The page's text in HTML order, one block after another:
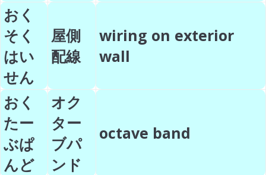
おく
そく
はい
せん
屋側
配線
wiring on exterior
wall
おく
たー
ぶぱ
んど
オク
ター
ブパ
ンド
octave band